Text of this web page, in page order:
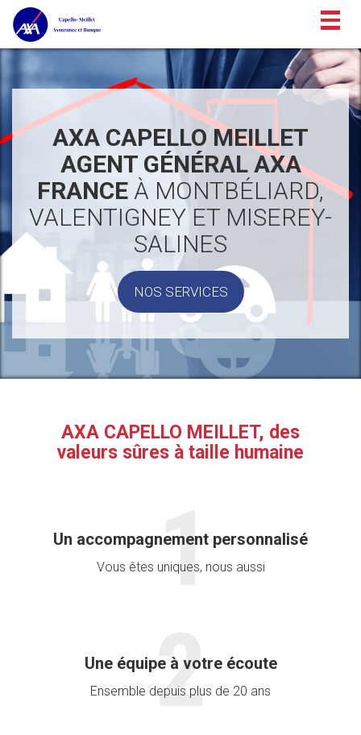
AXA CAPELLO MEILLET
AGENT GÉNÉRAL AXA
FRANCE À MONTBÉLIARD,
VALENTIGNEY ET MISEREY-
SALINES
NOS SERVICES
AXA CAPELLO MEILLET, des
valeurs sûres à taille humaine
Un accompagnement personnalisé
Vous êtes uniques, nous aussi
Une équipe à votre écoute
Ensemble depuis plus de 20 ans